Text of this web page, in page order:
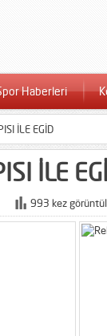
Haberleri
İLE EGİD
İLE
993 kez